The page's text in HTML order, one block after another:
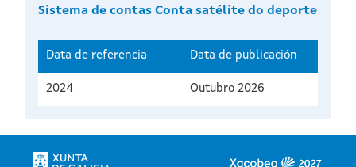
Sistema de contas Conta satélite do deporte
Data de referencia Data de publicación
2024 Outubro 2026